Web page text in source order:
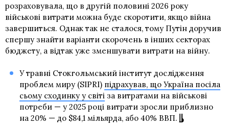
розраховувала, що в другій половині 2026 року
військові витрати можна буде скоротити, якщо війна
завершиться. Однак так не сталося, тому Путін доручив
спершу знайти варіанти скорочень в інших секторах
бюджету, а відтак уже зменшувати витрати на війну.
У травні Стокгольмський інститут дослідження
проблем миру (SIPRI) підрахував, що Україна посіла
сьому сходинку у світіза витратами на військові
потреби — у 2025 році витрати зросли приблизно
на 20% — до $84,1 мільярда, або 40% ВВП.